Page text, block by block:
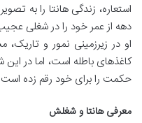
استعاره، زندگی هانتا را به
دهه از عمر خود را در شغلی
او در زیرزمینی نمور و
کاغذهای باطله است، اما در
حکمت را برای خود رقم زده
معرفی هانتا و شغلش